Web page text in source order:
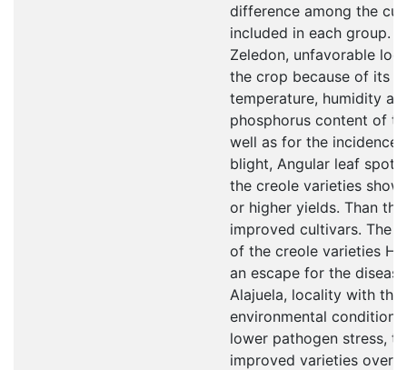
difference among the
included in each group.
Zeledon, unfavorable
the crop because of its
temperature, humidity
phosphorus content of
well as for the incidence
blight, Angular leaf spot
the creole varieties
or higher yields. Than the
improved cultivars. The
of the creole varieties
an escape for the
Alajuela, locality with the
environmental conditions
lower pathogen stress,
improved varieties over-